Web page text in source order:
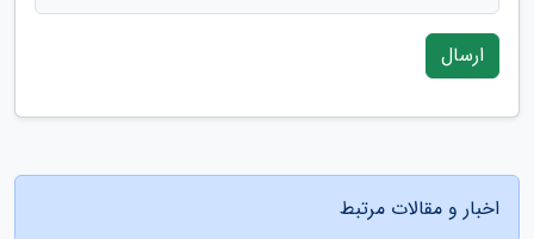
ارسال
اخبار و مقالات مرتبط